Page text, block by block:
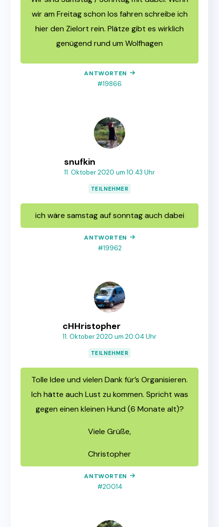
wir am Freitag schon los fahren schreibe ich
hier den Zielort rein. Plätze gibt es wirklich
genügend rund um Wolfhagen
ANTWORTEN
#19866
snufkin
11. Oktober 2020 um 10:43 Uhr
TEILNEHMER
ich wäre samstag auf sonntag auch dabei
ANTWORTEN
#19962
cHHristopher
11. Oktober 2020 um 20:04 Uhr
TEILNEHMER
Tolle Idee und vielen Dank für’s Organisieren.
Ich hätte auch Lust zu kommen. Spricht was
gegen einen kleinen Hund (6 Monate alt)?
Viele Grüße,
Christopher
ANTWORTEN
#20014